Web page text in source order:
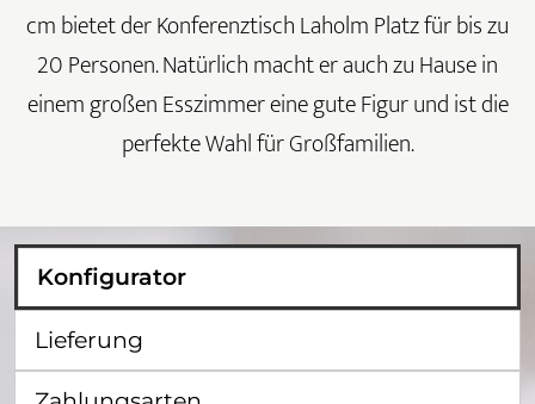
cm bietet der Konferenztisch Laholm Platz für bis zu
20 Personen. Natürlich macht er auch zu Hause in
einem großen Esszimmer eine gute Figur und ist die
perfekte Wahl für Großfamilien.
Konfigurator
Lieferung